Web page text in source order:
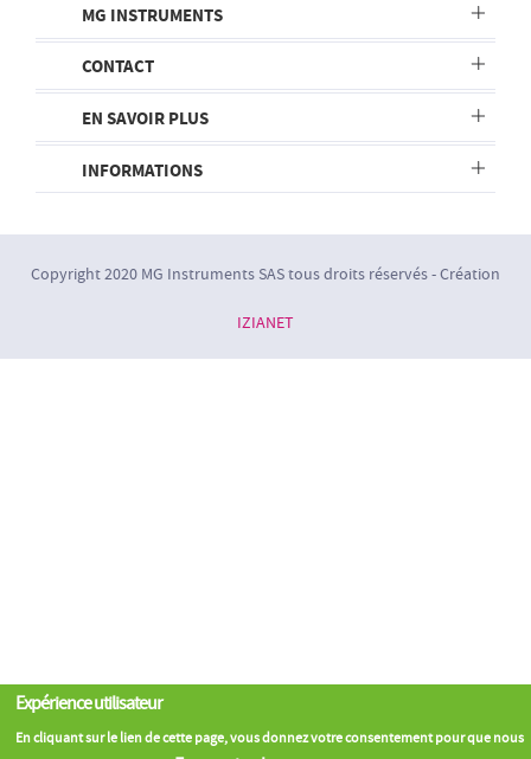
MG INSTRUMENTS
CONTACT
EN SAVOIR PLUS
INFORMATIONS
Copyright 2020 MG Instruments SAS tous droits réservés - Création
IZIANET
Expérience utilisateur
En cliquant sur le lien de cette page, vous donnez votre consentement pour que nous